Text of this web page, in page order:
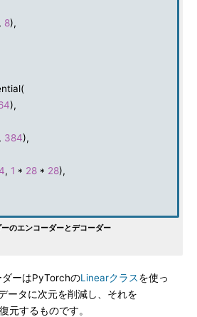
, 8),
),
, 384),
, 1 * 28 * 28),
のエンコーダーとデコーダー
ーはPyTorchのLinearクラスを使っ
ータに次元を削減し、それを
元するものです。